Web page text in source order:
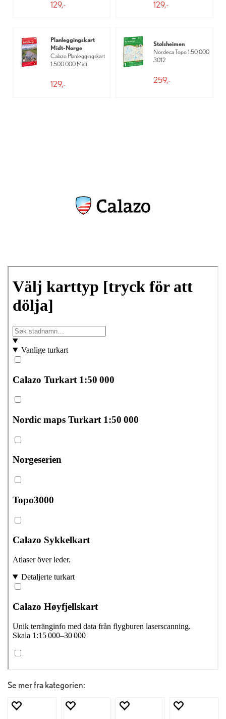
129,- 129,-
Planleggingskart
Midt-Norge
Calazo Planleggingskart
1:500 000 Midt
129,-
Stølsheimen
Nordeca Topo 1:50 000
3012
259,-
Se mer fra kategorien: